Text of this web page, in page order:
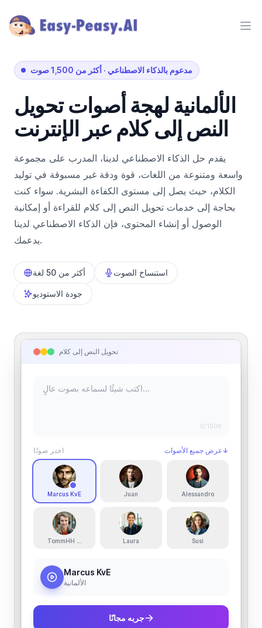
مدعوم بالذكاء الاصطناعي · أكثر من 1,500 صوت
الألمانية لهجة أصوات تحويل
النص إلى كلام عبر الإنترنت
يقدم حل الذكاء الاصطناعي لدينا، المدرب على مجموعة
واسعة ومتنوعة من اللغات، قوة ودقة غير مسبوقة في توليد
الكلام، حيث يصل إلى مستوى الكفاءة البشرية. سواء كنت
بحاجة إلى خدمات تحويل النص إلى كلام للقراءة أو إمكانية
الوصول أو إنشاء المحتوى، فإن الذكاء الاصطناعي لدينا
يدعمك.
أكثر من 50 لغة استنساخ الصوت
جودة الاستوديو
تحويل النص إلى كلام
0/1000
اختر صوتًا عرض جميع الأصوات ↓
Marcus KvE Juan Alessandro
TommHH Radiostimme Laura Susi
Marcus KvE
الألمانية
جربه مجانًا